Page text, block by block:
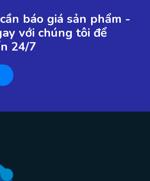
báo giá sản phẩm -
với chúng tôi để
24/7